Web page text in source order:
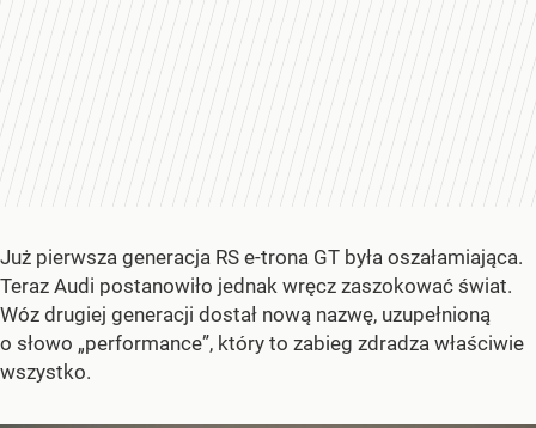
Już pierwsza generacja RS e-trona GT była oszałamiająca.
Teraz Audi postanowiło jednak wręcz zaszokować świat.
Wóz drugiej generacji dostał nową nazwę, uzupełnioną
o słowo „performance”, który to zabieg zdradza właściwie
wszystko.